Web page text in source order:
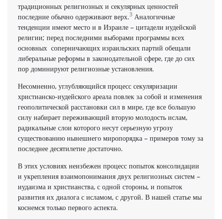
традиционных религиозных и секулярных ценностей
последние обычно одерживают верх.3 Аналогичные
тенденции имеют место и в Израиле – цитадели иудейской
религии; перед последними выборами программы всех
основных соперничающих израильских партий обещали
либеральные реформы в законодательной сфере, где до сих
пор доминируют религиозные установления.
Несомненно, углубляющийся процесс секуляризации
христианско-иудейского ареала повлек за собой и изменения
геополитической расстановки сил в мире, где все большую
силу набирает переживающий вторую молодость ислам,
радикальные слои которого несут серьезную угрозу
существованию нынешнего миропорядка – примеров тому за
последнее десятилетие достаточно.
В этих условиях неизбежен процесс попыток консолидации
и укрепления взаимопонимания двух религиозных систем –
иудаизма и христианства, с одной стороны, и попыток
развития их диалога с исламом, с другой. В нашей статье мы
коснемся только первого аспекта.